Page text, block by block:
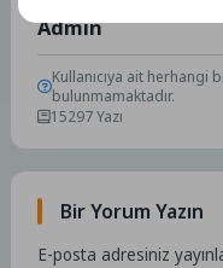
Admin
Kullanıcıya ait
bulunmamaktadır.
15297 Yazı
Bir Yorum Yazın
E-posta adresiniz